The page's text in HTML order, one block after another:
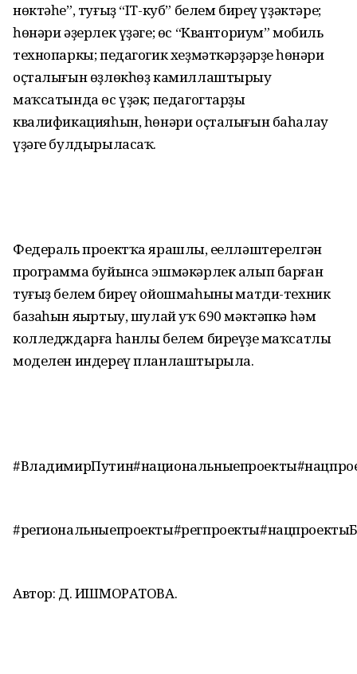
нөктәһе”, туғыҙ “IT-куб” белем биреү үҙәктәре;
һөнәри әҙерлек үҙәге; өс “Кванториум” мобиль
технопаркы; педагогик хеҙмәткәрҙәрҙең һөнәри
оҫталығын өҙлөкһөҙ камиллаштырыу
маҡсатында өс үҙәк; педагогтарҙың
квалификацияһын, һөнәри оҫталығын баһалау
үҙәге булдырыласаҡ.
Федераль проектҡа ярашлы, еңелләштерелгән
программа буйынса эшмәкәрлек алып барған
туғыҙ белем биреү ойошмаһының матди-техник
базаһын яңыртыу, шулай уҡ 690 мәктәпкә һәм
колледждарға һанлы белем биреүҙең маҡсатлы
моделен индереү планлаштырыла.
Автор: Д. ИШМОРАТОВА.